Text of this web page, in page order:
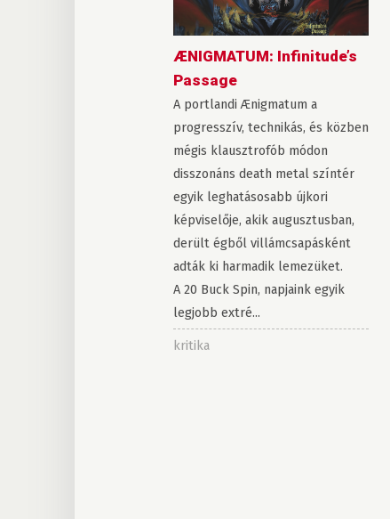
ÆNIGMATUM: Infinitude’s
Passage
A portlandi Ænigmatum a
progresszív, technikás, és közben
mégis klausztrofób módon
disszonáns death metal színtér
egyik leghatásosabb újkori
képviselője, akik augusztusban,
derült égből villámcsapásként
adták ki harmadik lemezüket.
A 20 Buck Spin, napjaink egyik
legjobb extré...
kritika